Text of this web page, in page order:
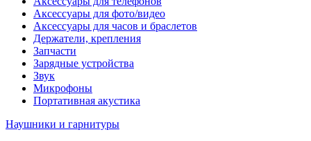
Аксессуары для фото/видео
Аксессуары для часов и браслетов
Держатели, крепления
Запчасти
Зарядные устройства
Звук
Микрофоны
Портативная акустика
Наушники и гарнитуры